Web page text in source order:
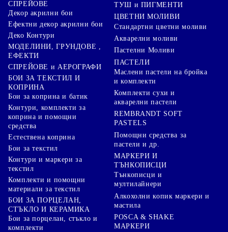
СПРЕЙОВЕ
Декор акрилни бои
Ефектни декор акрилни бои
Деко Контури
МОДЕЛИНИ, ГРУНДОВЕ ,
ЕФЕКТИ
СПРЕЙОВЕ и АЕРОГРАФИ
БОИ ЗА ТЕКСТИЛ И
КОПРИНА
Бои за коприна и батик
Контури, комплекти за
коприна и помощни
средства
Естествена коприна
Бои за текстил
Контури и маркери за
текстил
Комплекти и помощни
материали за текстил
БОИ ЗА ПОРЦЕЛАН,
СТЪКЛО И КЕРАМИКА
Бои за порцелан, стъкло и
комплекти
ТУШ и ПИГМЕНТИ
ЦВЕТНИ МОЛИВИ
Стандартни цветни моливи
Акварелни моливи
Пастелни Моливи
ПАСТЕЛИ
Маслени пастели на бройка
и комплекти
Комплекти сухи и
акварелни пастели
REMBRANDT SOFT
PASTELS
Помощни средства за
пастели и др.
МАРКЕРИ И
ТЪНКОПИСЦИ
Тънкописци и
мултилайнери
Алкохолни копик маркери и
мастила
POSCA & SHAKE
МАРКЕРИ